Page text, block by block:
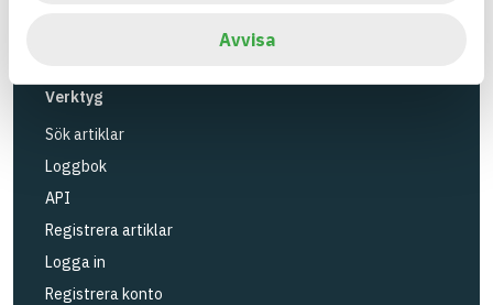
Avvisa
Verktyg
Sök artiklar
Loggbok
API
Registrera artiklar
Logga in
Registrera konto